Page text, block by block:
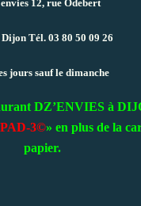
12, rue Odebert
Tél. 03 80 50 09 26
jours sauf le dimanche
DZ’ENVIES à
3©» en plus de la
papier.